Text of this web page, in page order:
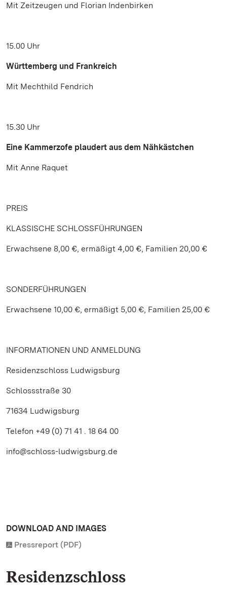
Mit Zeitzeugen und Florian Indenbirken
15.00 Uhr
Württemberg und Frankreich
Mit Mechthild Fendrich
15.30 Uhr
Eine Kammerzofe plaudert aus dem Nähkästchen
Mit Anne Raquet
PREIS
KLASSISCHE SCHLOSSFÜHRUNGEN
Erwachsene 8,00 €, ermäßigt 4,00 €, Familien 20,00 €
SONDERFÜHRUNGEN
Erwachsene 10,00 €, ermäßigt 5,00 €, Familien 25,00 €
INFORMATIONEN UND ANMELDUNG
Residenzschloss Ludwigsburg
Schlossstraße 30
71634 Ludwigsburg
Telefon +49 (0) 71 41 . 18 64 00
info@schloss-ludwigsburg.de
DOWNLOAD AND IMAGES
Pressreport (PDF)
Residenzschloss